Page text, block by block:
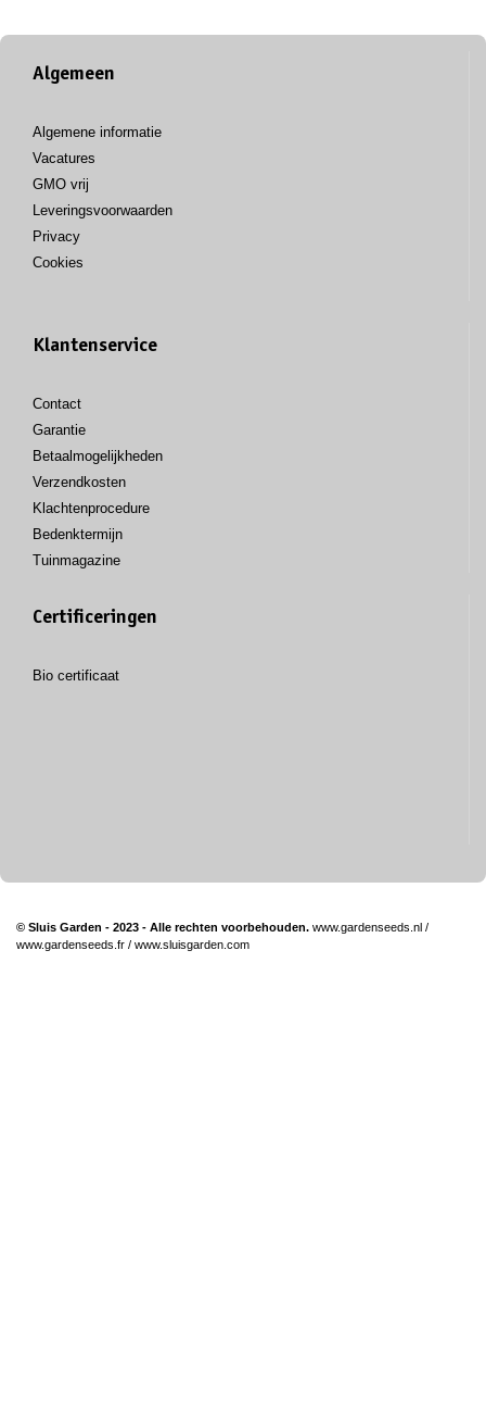
Algemeen
Algemene informatie
Vacatures
GMO vrij
Leveringsvoorwaarden
Privacy
Cookies
Klantenservice
Contact
Garantie
Betaalmogelijkheden
Verzendkosten
Klachtenprocedure
Bedenktermijn
Tuinmagazine
Certificeringen
Bio certificaat
© Sluis Garden - 2023 - Alle rechten voorbehouden. www.gardenseeds.nl /
www.gardenseeds.fr / www.sluisgarden.com